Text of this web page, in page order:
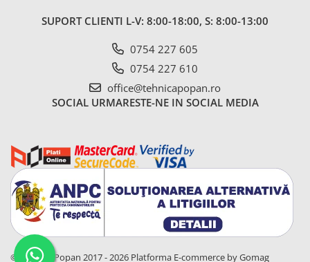
SUPORT CLIENTI L-V: 8:00-18:00, S: 8:00-13:00
0754 227 605
0754 227 610
office@tehnicapopan.ro
SOCIAL URMARESTE-NE IN SOCIAL MEDIA
© Tehnica Popan 2017 - 2026 Platforma E-commerce by Gomag